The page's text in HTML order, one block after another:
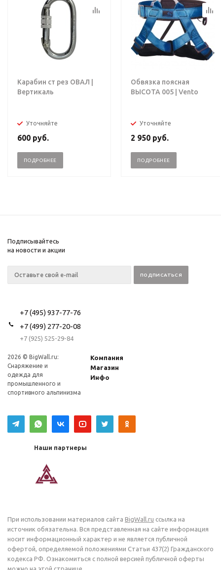
Карабин ст рез ОВАЛ |
Вертикаль
Уточняйте
600 руб.
ПОДРОБНЕЕ
Обвязка поясная
ВЫСОТА 005 | Vento
Уточняйте
2 950 руб.
ПОДРОБНЕЕ
Подписывайтесь
на новости и акции
+7 (495) 937-77-76
+7 (499) 277-20-08
+7 (925) 525-29-84
2026 © BigWall.ru:
Снаряжение и
одежда для
промышленного и
спортивного альпинизма
Компания
Магазин
Инфо
Наши партнеры
При использовании материалов сайта BigWall.ru ссылка на
источник обязательна. Вся представленная на сайте информация
носит информационный характер и не является публичной
офертой, определяемой положениями Статьи 437(2) Гражданского
кодекса РФ. Ознакомиться с полной версией публичной оферты
можно на этой странице.